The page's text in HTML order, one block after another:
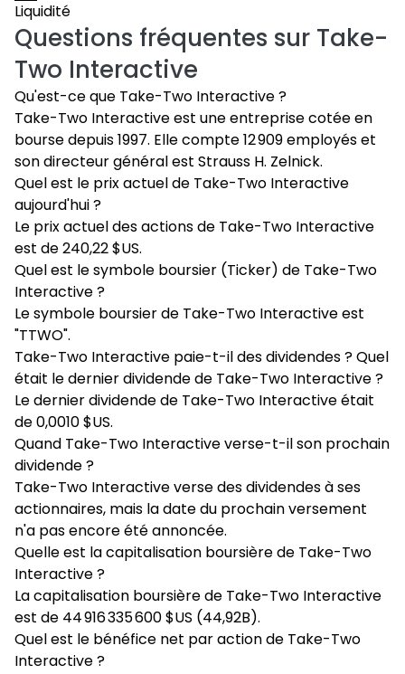
Liquidité
Questions fréquentes sur Take-
Two Interactive
Qu'est-ce que Take-Two Interactive ?
Take-Two Interactive est une entreprise cotée en
bourse depuis 1997. Elle compte 12 909 employés et
son directeur général est Strauss H. Zelnick.
Quel est le prix actuel de Take-Two Interactive
aujourd'hui ?
Le prix actuel des actions de Take-Two Interactive
est de 240,22 $US.
Quel est le symbole boursier (Ticker) de Take-Two
Interactive ?
Le symbole boursier de Take-Two Interactive est
"TTWO".
Take-Two Interactive paie-t-il des dividendes ? Quel
était le dernier dividende de Take-Two Interactive ?
Le dernier dividende de Take-Two Interactive était
de 0,0010 $US.
Quand Take-Two Interactive verse-t-il son prochain
dividende ?
Take-Two Interactive verse des dividendes à ses
actionnaires, mais la date du prochain versement
n'a pas encore été annoncée.
Quelle est la capitalisation boursière de Take-Two
Interactive ?
La capitalisation boursière de Take-Two Interactive
est de 44 916 335 600 $US (44,92B).
Quel est le bénéfice net par action de Take-Two
Interactive ?